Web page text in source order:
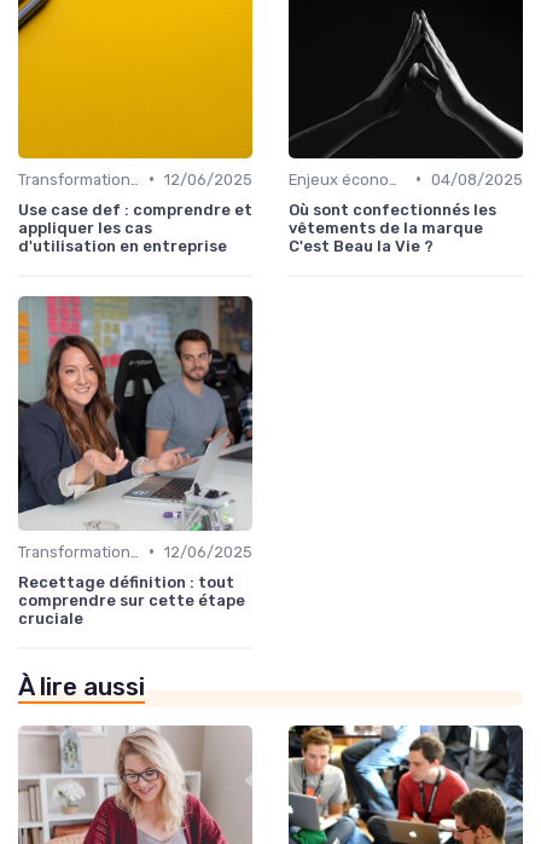
• 12/06/2025
Use case def : comprendre et
appliquer les cas
d'utilisation en entreprise
• 04/08/2025
Où sont confectionnés les
vêtements de la marque
C'est Beau la Vie ?
• 12/06/2025
Recettage définition : tout
comprendre sur cette étape
cruciale
À lire aussi